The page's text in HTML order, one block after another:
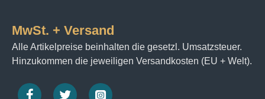
MwSt. + Versand
Alle Artikelpreise beinhalten die gesetzl. Umsatzsteuer.
Hinzukommen die jeweiligen Versandkosten (EU + Welt).